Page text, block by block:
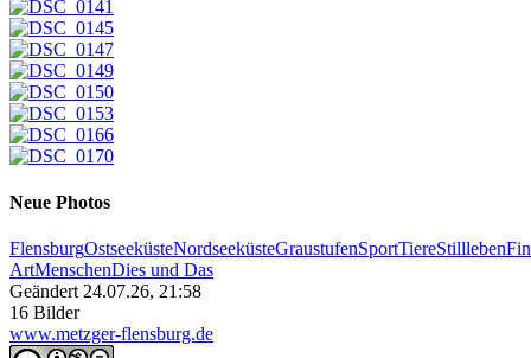
Neue Photos
FlensburgOstseeküsteNordseeküsteGraustufenSportTiereStillleben
ArtMenschenDies und Das
Geändert 24.07.26, 21:58
16 Bilder
www.metzger-flensburg.de